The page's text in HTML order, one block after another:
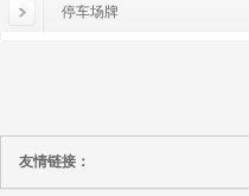
停车场牌
友情链接：